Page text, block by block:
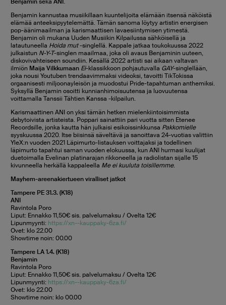
Benjamin kannustaa musiikillaan kuuntelijoita elämään itsensä näköistä
elämää anteeksipyytelemättä. Tämän sanoma löytyy artistin energisen
pop-äänimaailman ja karismaattisen lavaesiintymisen ytimestä.
Benjamin oli mukana Uuden Musiikin Kilpailussa sähköisellä ja
latautuneella Hoida mut-singlellä. Kappale jatkaa toukokuussa 2022
julkaistun N-Y-T-singlen maailmaa, joka oli avaus Benjaminin uuteen,
diskovivahteiseen soundiin. Kesällä 2022 artisti sai aikaan valtavan
ilmiön Maija Vilkkumaan Ei-klassikkoon pohjautuvalla GAY-singlellään,
joka nousi Youtuben trendaavimmaksi videoksi, tavoitti TikTokissa
orgaanisesti miljoonayleisön ja muodostui Pride-tapahtuman anthemiksi.
Syksyllä Benjamin osoitti kunnianhimoisuutensa ja luovuutensa
voittamalla Tanssii Tähtien Kanssa -kilpailun.
Karismaattinen ANI on yksi tämän hetken mielenkiintoisimmista
debytoivista artisteista. Poppari sainattiin pari vuotta sitten Etenee
Recordsille, jonka kautta hän julkaisi esikoissinkkunsa Pakkomielle
syyskuussa 2020. Itse biisinsä säveltävä ja sanoittava 24-vuotias valittiin
YleX:n vuoden 2021 Läpimurto-listauksen voittajaksi ja todellinen
läpimurto tapahtui saman vuoden elokuussa, kun ANI hurmasi kuulijat
duetoimalla Evelinan platinarajan rikkoneella ja radiolistan sijalle 15
kivunneella herkällä kappaleella Me ei kuuluta toisillemme.
Mayhem-areenakiertueen viralliset jatkot
Tampere PE 31.3. (K18)
ANI
Ravintola Poro
Liput: Ennakko 11,50€ sis. palvelumaksu / Ovelta 12€
Lipunmyynti: https://xn--kauppaky-6za.fi/
Ovet: klo 22.00
Showtime noin: 00.00
Tampere LA 1.4. (K18)
Benjamin
Ravintola Poro
Liput: Ennakko 11,50€ sis. palvelumaksu / Ovelta 12€
Lipunmyynti: https://xn--kauppaky-6za.fi/
Ovet: klo 22.00
Showtime noin: klo 00.00